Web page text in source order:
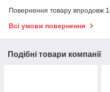
Повернення товару впродовж
Всі умови повернення
Подібні товари компанії